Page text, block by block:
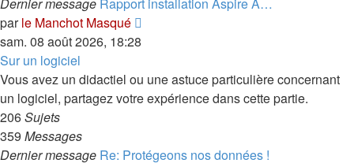
parle Manchot Masqué
message
sam. 08 août 2026, 18:28
Sur un logiciel
Vous avez un didactiel ou une astuce particulière concernant
un logiciel, partagez votre expérience dans cette partie.
206Sujets
359 Messages
Dernier message Re: Protégeons nos données !